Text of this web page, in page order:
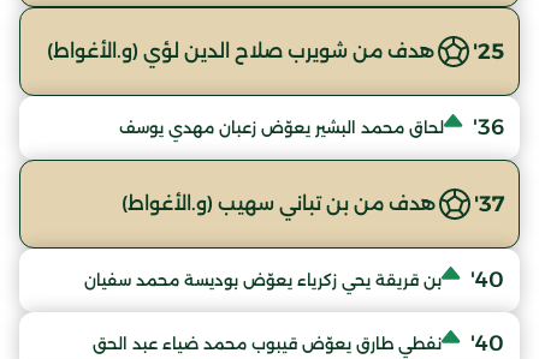
25' هدف من شويرب صلاح الدين لؤي (و.الأغواط)
36' لحاق محمد البشير يعوّض زعبان مهدي يوسف
37' هدف من بن تباني سهيب (و.الأغواط)
40' بن قريقة يحي زكرياء يعوّض بوديسة محمد سفيان
40' نفطي طارق يعوّض قيبوب محمد ضياء عبد الحق